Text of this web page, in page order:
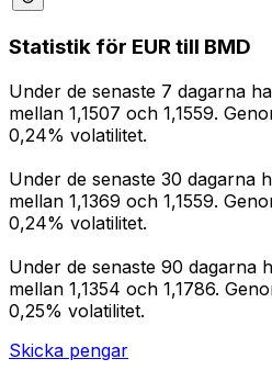
Statistik för EUR till BMD
Under de senaste 7 dagarna
mellan 1,1507 och 1,1559.
0,24% volatilitet.
Under de senaste 30 dagarna
mellan 1,1369 och 1,1559.
0,24% volatilitet.
Under de senaste 90 dagarna
mellan 1,1354 och 1,1786.
0,25% volatilitet.
Skicka pengar